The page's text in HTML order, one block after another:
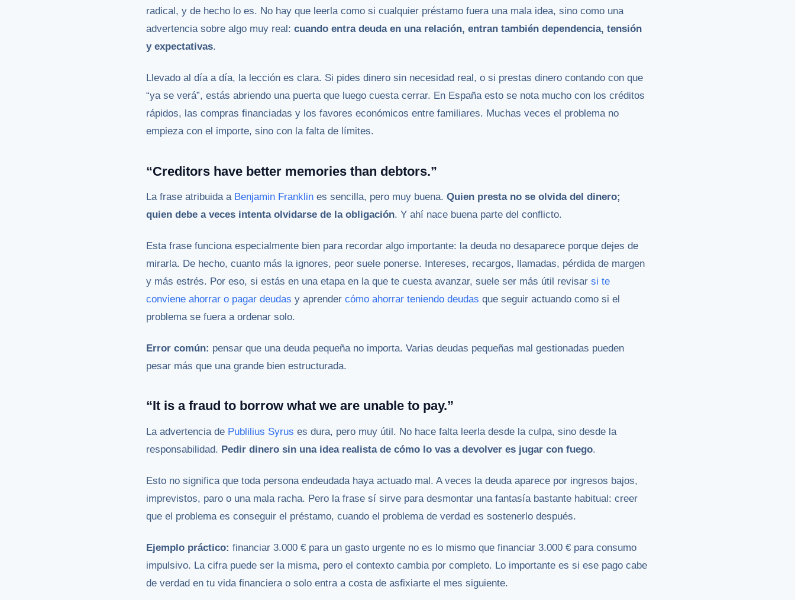
radical, y de hecho lo es. No hay que leerla como si cualquier préstamo fuera una mala idea, sino como una
advertencia sobre algo muy real: cuando entra deuda en una relación, entran también dependencia, tensión
y expectativas.
Llevado al día a día, la lección es clara. Si pides dinero sin necesidad real, o si prestas dinero contando con que
“ya se verá”, estás abriendo una puerta que luego cuesta cerrar. En España esto se nota mucho con los créditos
rápidos, las compras financiadas y los favores económicos entre familiares. Muchas veces el problema no
empieza con el importe, sino con la falta de límites.
“Creditors have better memories than debtors.”
La frase atribuida a Benjamin Franklin es sencilla, pero muy buena. Quien presta no se olvida del dinero;
quien debe a veces intenta olvidarse de la obligación. Y ahí nace buena parte del conflicto.
Esta frase funciona especialmente bien para recordar algo importante: la deuda no desaparece porque dejes de
mirarla. De hecho, cuanto más la ignores, peor suele ponerse. Intereses, recargos, llamadas, pérdida de margen
y más estrés. Por eso, si estás en una etapa en la que te cuesta avanzar, suele ser más útil revisar si te
conviene ahorrar o pagar deudas y aprender cómo ahorrar teniendo deudas que seguir actuando como si el
problema se fuera a ordenar solo.
Error común: pensar que una deuda pequeña no importa. Varias deudas pequeñas mal gestionadas pueden
pesar más que una grande bien estructurada.
“It is a fraud to borrow what we are unable to pay.”
La advertencia de Publilius Syrus es dura, pero muy útil. No hace falta leerla desde la culpa, sino desde la
responsabilidad. Pedir dinero sin una idea realista de cómo lo vas a devolver es jugar con fuego.
Esto no significa que toda persona endeudada haya actuado mal. A veces la deuda aparece por ingresos bajos,
imprevistos, paro o una mala racha. Pero la frase sí sirve para desmontar una fantasía bastante habitual: creer
que el problema es conseguir el préstamo, cuando el problema de verdad es sostenerlo después.
Ejemplo práctico: financiar 3.000 € para un gasto urgente no es lo mismo que financiar 3.000 € para consumo
impulsivo. La cifra puede ser la misma, pero el contexto cambia por completo. Lo importante es si ese pago cabe
de verdad en tu vida financiera o solo entra a costa de asfixiarte el mes siguiente.